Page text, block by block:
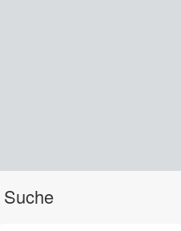
Suche